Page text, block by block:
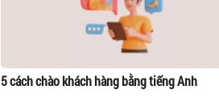
5 cách chào khách hàng bằng tiếng Anh